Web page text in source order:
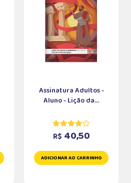
Assinatura Adultos -
Aluno - Lição da...
R$ 40,50
ADICIONAR AO CARRINHO